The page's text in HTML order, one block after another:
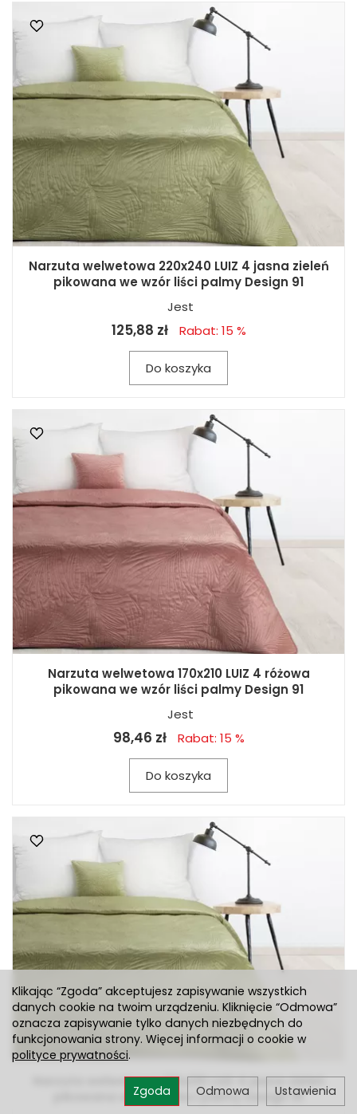
Narzuta welwetowa 220x240 LUIZ 4 jasna zieleń
pikowana we wzór liści palmy Design 91
Jest
125,88 zł Rabat: 15 %
Do koszyka
Narzuta welwetowa 170x210 LUIZ 4 różowa
pikowana we wzór liści palmy Design 91
Jest
98,46 zł Rabat: 15 %
Do koszyka
Narzuta welwetowa 170x210 LUIZ 4 jasna zieleń
pikowana we wzór liści palmy Design 91
Klikając “Zgoda” akceptujesz zapisywanie wszystkich
danych cookie na twoim urządzeniu. Kliknięcie “Odmowa”
oznacza zapisywanie tylko danych niezbędnych do
funkcjonowania strony. Więcej informacji o cookie w
polityce prywatności.
Ustawienia
Odmowa
Zgoda